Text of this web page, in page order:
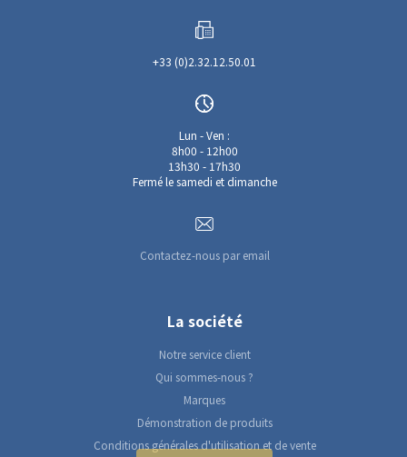
+33 (0)2.32.12.50.01
Lun - Ven :
8h00 - 12h00
13h30 - 17h30
Fermé le samedi et dimanche
Contactez-nous par email
La société
Notre service client
Qui sommes-nous ?
Marques
Démonstration de produits
Conditions générales d'utilisation et de vente